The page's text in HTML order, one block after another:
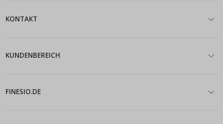
KONTAKT
KUNDENBEREICH
FINESIO.DE